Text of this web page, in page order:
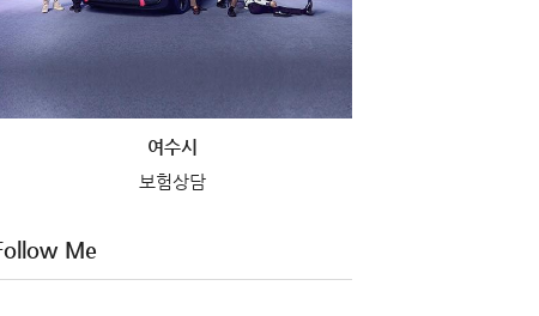
여수시
보험상담
Me